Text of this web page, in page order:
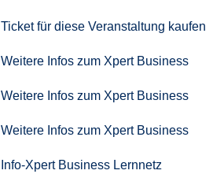
Ticket für diese Veranstaltung kaufen
Weitere Infos zum Xpert Business
Weitere Infos zum Xpert Business
Weitere Infos zum Xpert Business
Info-Xpert Business Lernnetz